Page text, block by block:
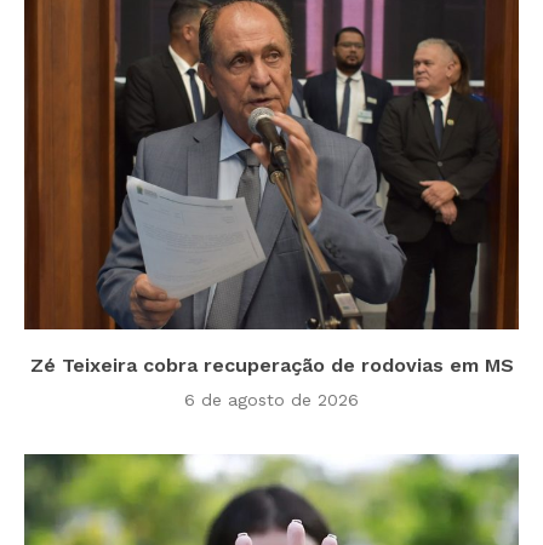
Zé Teixeira cobra recuperação de rodovias em MS
6 de agosto de 2026